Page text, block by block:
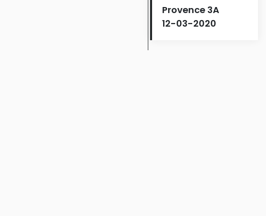
Provence 3A
12-03-2020